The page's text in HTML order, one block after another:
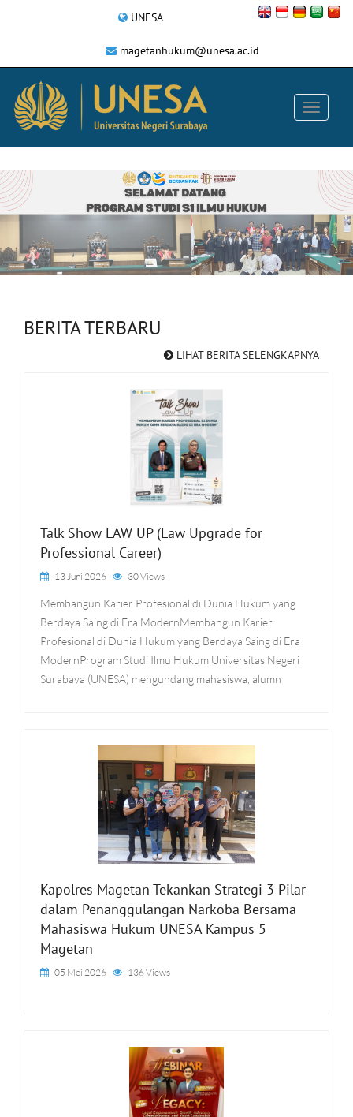
UNESA
magetanhukum@unesa.ac.id
BERITA TERBARU
LIHAT BERITA SELENGKAPNYA
Talk Show LAW UP (Law Upgrade for
Professional Career)
13 Juni 2026 30 Views
Membangun Karier Profesional di Dunia Hukum yang
Berdaya Saing di Era ModernMembangun Karier
Profesional di Dunia Hukum yang Berdaya Saing di Era
ModernProgram Studi Ilmu Hukum Universitas Negeri
Surabaya (UNESA) mengundang mahasiswa, alumn
Kapolres Magetan Tekankan Strategi 3 Pilar
dalam Penanggulangan Narkoba Bersama
Mahasiswa Hukum UNESA Kampus 5
Magetan
05 Mei 2026 136 Views